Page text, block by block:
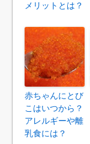
メリットとは？
赤ちゃんにとび
こはいつから？
アレルギーや離
乳食には？